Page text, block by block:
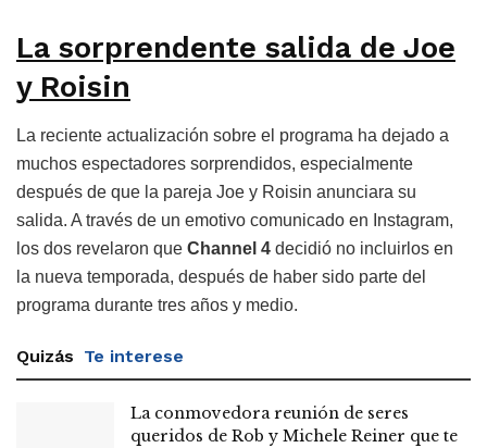
La sorprendente salida de Joe
y Roisin
La reciente actualización sobre el programa ha dejado a
muchos espectadores sorprendidos, especialmente
después de que la pareja Joe y Roisin anunciara su
salida. A través de un emotivo comunicado en Instagram,
los dos revelaron que Channel 4 decidió no incluirlos en
la nueva temporada, después de haber sido parte del
programa durante tres años y medio.
Quizás Te interese
La conmovedora reunión de seres
queridos de Rob y Michele Reiner que te